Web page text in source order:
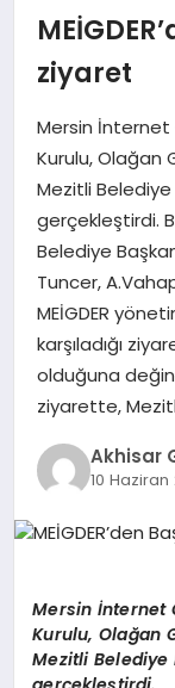
EKONOMI
SPOR
TEKNOLOJI
YAŞAM
ziyaret
Mersin
Kurulu, Olağan
Mezitli Belediye
gerçekleştirdi.
Belediye
Tuncer,
MEİGDER
karşıladığı
olduğuna
ziyarette,
Akhisar
10
Mersin İnternet
Kurulu, Olağan
Mezitli Belediye